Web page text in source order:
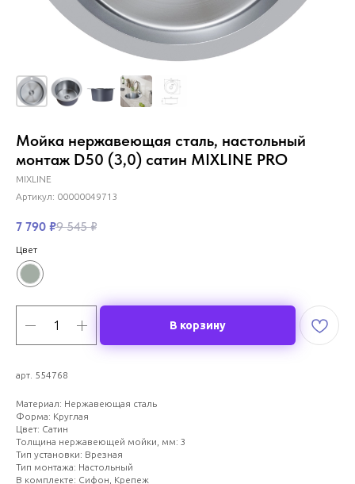
Мойка нержавеющая сталь, настольный
монтаж D50 (3,0) сатин MIXLINE PRO
MIXLINE
Артикул: 00000049713
7 790 ₽9 545 ₽
Цвет
В корзину
арт. 554768
Материал: Нержавеющая сталь
Форма: Круглая
Цвет: Сатин
Толщина нержавеющей мойки, мм: 3
Тип установки: Врезная
Тип монтажа: Настольный
В комплекте: Сифон, Крепеж